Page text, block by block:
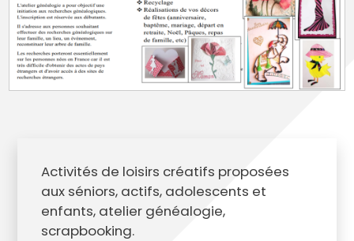
Activités de loisirs créatifs proposées
aux séniors, actifs, adolescents et
enfants, atelier généalogie,
scrapbooking.